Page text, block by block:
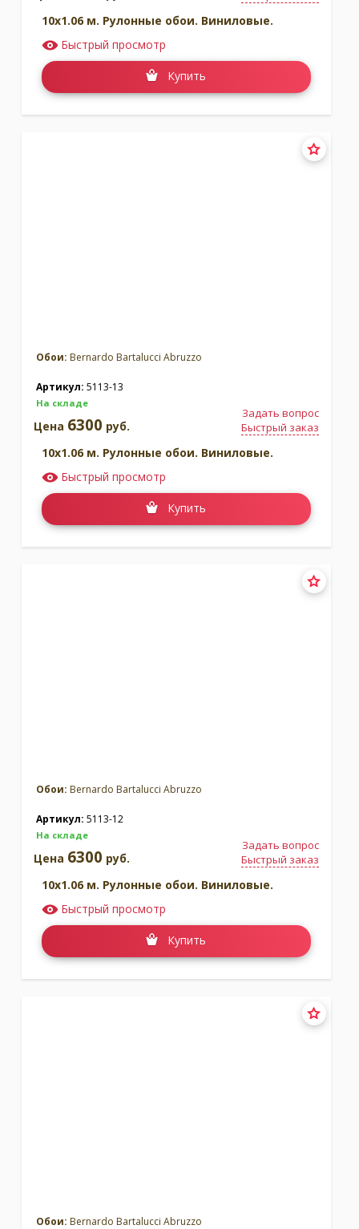
10x1.06 м. Рулонные обои. Виниловые.
Быстрый просмотр
Купить
Обои: Bernardo Bartalucci Abruzzo
Артикул: 5113-13
На складе
Задать вопрос
Быстрый заказ
Цена 6300 руб.
10x1.06 м. Рулонные обои. Виниловые.
Быстрый просмотр
Купить
Обои: Bernardo Bartalucci Abruzzo
Артикул: 5113-12
На складе
Задать вопрос
Быстрый заказ
Цена 6300 руб.
10x1.06 м. Рулонные обои. Виниловые.
Быстрый просмотр
Купить
Обои: Bernardo Bartalucci Abruzzo